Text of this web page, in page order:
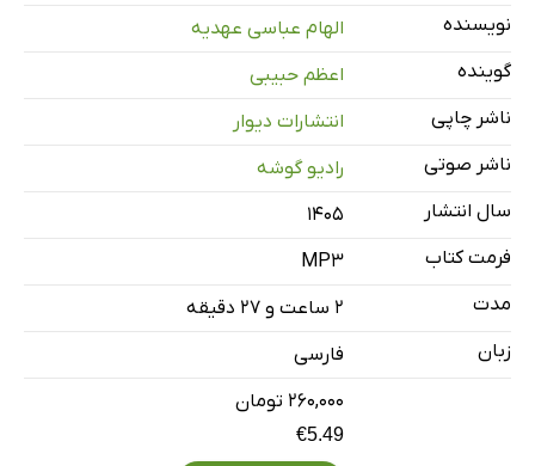
نظارت مداوم
فوریتِ کاذب
فصل دوم: شگردهای افراد مرموز - متفاوت
فصل سوم: شگردهای افراد نقاب‌دار ـ فریب‌کار
فصل چهارم: منِ سمی
نویسنده
الهام عباسی عهدیه
گوینده
اعظم حبیبی
ناشر چاپی
انتشارات دیوار
ناشر صوتی
رادیو گوشه
سال انتشار
۱۴۰۵
فرمت کتاب
MP3
مدت
۲ ساعت و ۲۷ دقیقه
زبان
فارسی
۲۶۰,۰۰۰ تومان
€5.49